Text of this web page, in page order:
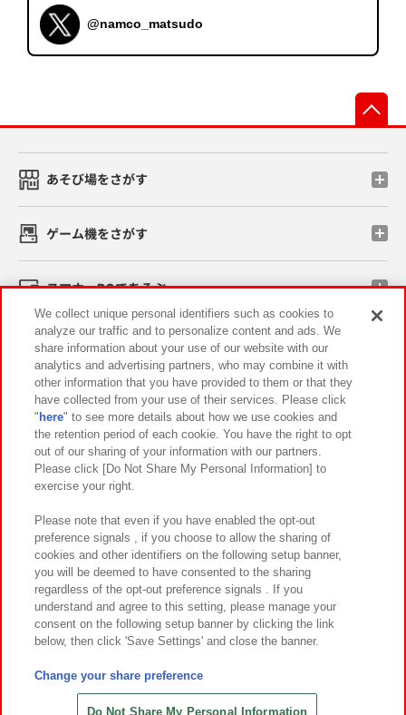
@namco_matsudo
あそび場をさがす
ゲーム機をさがす
スマホ・PCであそぶ
イベント・キャンペーン
関連会社 サステナビリティ サイトポリシー
プライバシーポリシー ウェブアクセシビリティ方針と検証結果
お取引先さまとともに
カスタマーハラスメント対応方針 よくあるご質問・お問い合わせ
©Bandai Namco Amusement Inc.
©Bandai Namco Amusement Lab Inc.
©HANAYASHIKI Co., Ltd. All Rights Reserved.
We collect unique personal identifiers such as cookies to
analyze our traffic and to personalize content and ads. We
share information about your use of our website with our
analytics and advertising partners, who may combine it with
other information that you have provided to them or that they
have collected from your use of their services. Please click
" here" to see more details about how we use cookies and
the retention period of each cookie. You have the right to opt
out of our sharing of your information with our partners.
Please click [Do Not Share My Personal Information] to
exercise your right.
Please note that even if you have enabled the opt-out
preference signals , if you choose to allow the sharing of
cookies and other identifiers on the following setup banner,
you will be deemed to have consented to the sharing
regardless of the opt-out preference signals . If you
understand and agree to this setting, please manage your
consent on the following setup banner by clicking the link
below, then click 'Save Settings' and close the banner.
Change your share preference
Do Not Share My Personal Information